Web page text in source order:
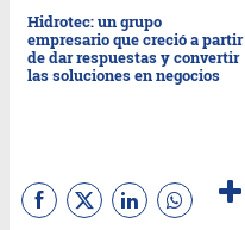
Hidrotec: un grupo
empresario que creció a partir
de dar respuestas y convertir
las soluciones en negocios